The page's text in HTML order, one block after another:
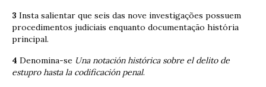
3 Insta salientar que seis das nove investigações possuem
procedimentos judiciais enquanto documentação história
principal.
4 Denomina-se Una notación histórica sobre el delito de
estupro hasta la codificación penal.